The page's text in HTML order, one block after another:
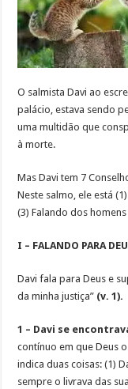
O salmista Davi ao
palácio, estava sendo
uma multidão que
à morte.
Mas Davi tem 7
Neste salmo, ele está
(3) Falando dos
I – FALANDO PARA
Davi fala para Deus e
da minha justiça” (v. 1).
1 – Davi se
contínuo em que Deus
indica duas coisas: (1)
sempre o livrava das